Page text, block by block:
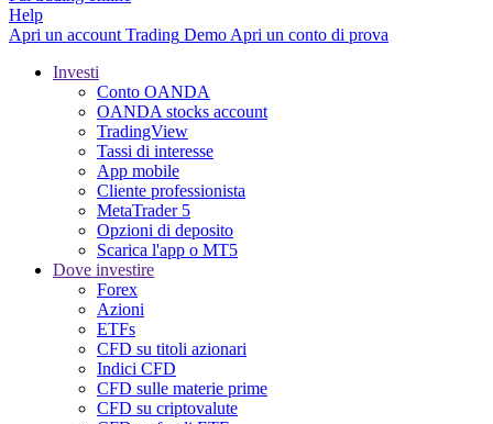
Help
Apri un account Trading Demo Apri un conto di prova
Investi
Conto OANDA
OANDA stocks account
TradingView
Tassi di interesse
App mobile
Cliente professionista
MetaTrader 5
Opzioni di deposito
Scarica l'app o MT5
Dove investire
Forex
Azioni
ETFs
CFD su titoli azionari
Indici CFD
CFD sulle materie prime
CFD su criptovalute